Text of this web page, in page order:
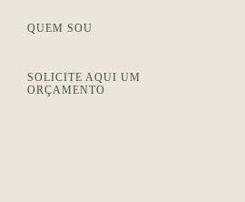
QUEM SOU
SOLICITE AQUI UM
ORÇAMENTO